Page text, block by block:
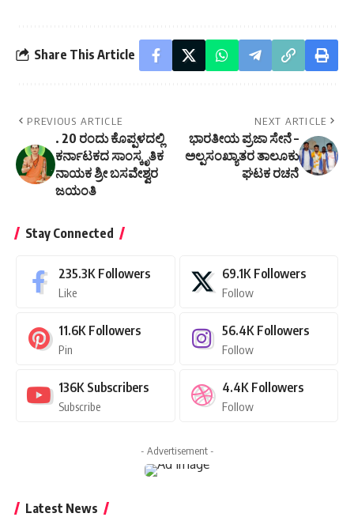
Share This Article
PREVIOUS ARTICLE
. 20 ರಂದು ಕೊಪ್ಪಳದಲ್ಲಿ
ಕರ್ನಾಟಕದ ಸಾಂಸ್ಕೃತಿಕ
ನಾಯಕ ಶ್ರೀ ಬಸವೇಶ್ವರ
ಜಯಂತಿ
NEXT ARTICLE
ಭಾರತೀಯ ಪ್ರಜಾ ಸೇನೆ –
ಅಲ್ಪಸಂಖ್ಯಾತರ ತಾಲೂಕು
ಘಟಕ ರಚನೆ
Stay Connected
235.3K Followers
Like
69.1K Followers
Follow
11.6K Followers
Pin
56.4K Followers
Follow
136K Subscribers
Subscribe
4.4K Followers
Follow
- Advertisement -
Latest News